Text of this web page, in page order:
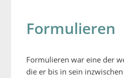
Formulieren
Formulieren war eine der
die er bis in sein